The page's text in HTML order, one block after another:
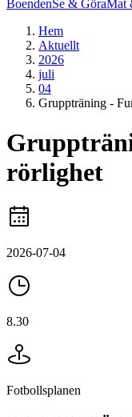
BoendenSe & GöraMat
Hem
Aktuellt
2026
juli
04
Gruppträning -
rörlighet
2026-07-04
8.30
Fotbollsplanen